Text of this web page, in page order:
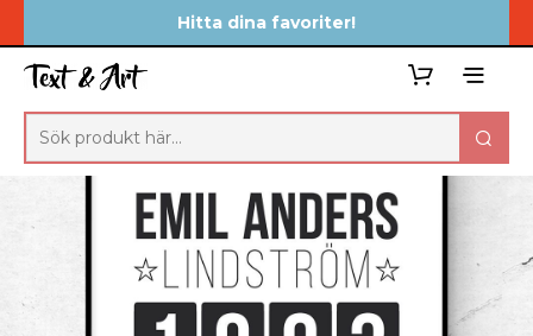
Hitta dina favoriter!